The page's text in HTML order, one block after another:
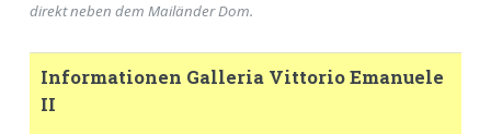
direkt neben dem Mailänder Dom.
Informationen Galleria Vittorio Emanuele
II